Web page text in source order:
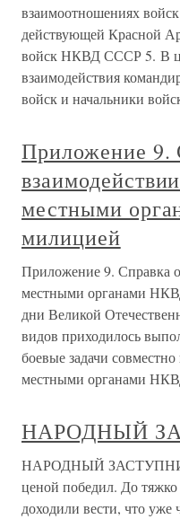
взаимоотношениях
действующей Красной
войск НКВД СССР 5. В
взаимодействия
войск и начальники
Приложение 9.
местными
милицией
Приложение 9. Справка
местными органами
дни Великой
видов приходилось
боевые задачи
местными органами
НАРОДНЫЙ
НАРОДНЫЙ ЗАСТУПНИК
ценой победил. До
доходили вести, что уже